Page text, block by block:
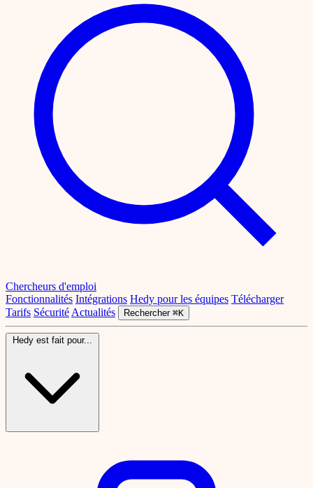
Chercheurs d'emploi
Fonctionnalités Intégrations Hedy pour les équipes Télécharger
Tarifs Sécurité Actualités Rechercher ⌘K
Hedy est fait pour...